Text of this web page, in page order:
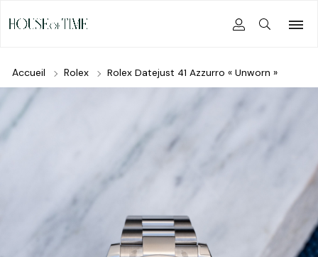
Accueil Rolex Rolex Datejust 41 Azzurro « Unworn »